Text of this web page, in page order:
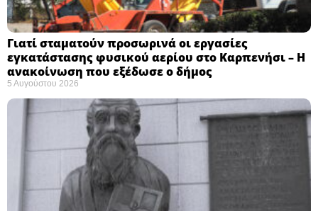
Γιατί σταματούν προσωρινά οι εργασίες
εγκατάστασης φυσικού αερίου στο Καρπενήσι – Η
ανακοίνωση που εξέδωσε ο δήμος
5 Αυγούστου 2026